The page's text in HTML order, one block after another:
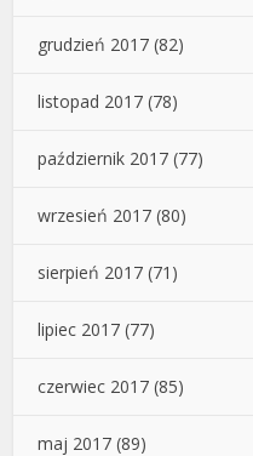
grudzień 2017 (82)
listopad 2017 (78)
październik 2017 (77)
wrzesień 2017 (80)
sierpień 2017 (71)
lipiec 2017 (77)
czerwiec 2017 (85)
maj 2017 (89)